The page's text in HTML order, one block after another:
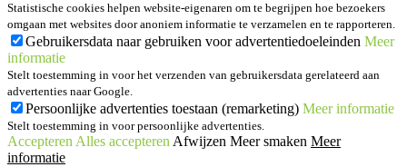
Statistische cookies helpen website-eigenaren om te begrijpen hoe bezoekers
omgaan met websites door anoniem informatie te verzamelen en te rapporteren.
Gebruikersdata naar gebruiken voor advertentiedoeleinden Meer
informatie
Stelt toestemming in voor het verzenden van gebruikersdata gerelateerd aan
advertenties naar Google.
Persoonlijke advertenties toestaan (remarketing) Meer informatie
Stelt toestemming in voor persoonlijke advertenties.
Accepteren Alles accepteren Afwijzen Meer smaken Meer
informatie